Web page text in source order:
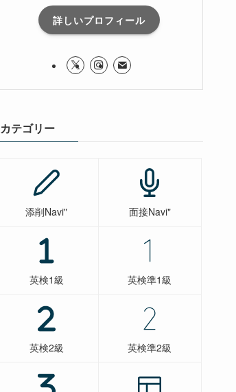
詳しいプロフィール
カテゴリー
添削Navi" 面接Navi"
英検1級 英検準1級
英検2級 英検準2級